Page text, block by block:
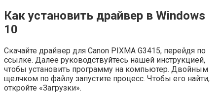
Как установить драйвер в Windows
10
Скачайте драйвер для Canon PIXMA G3415, перейдя по
ссылке. Далее руководствуйтесь нашей инструкцией,
чтобы установить программу на компьютер. Двойным
щелчком по файлу запустите процесс. Чтобы его найти,
откройте «Загрузки».